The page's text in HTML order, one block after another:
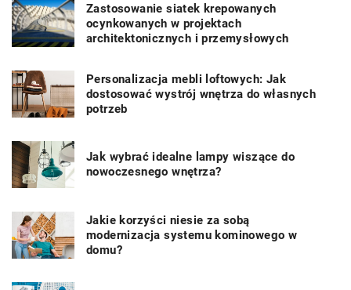
Zastosowanie siatek krepowanych
ocynkowanych w projektach
architektonicznych i przemysłowych
Personalizacja mebli loftowych: Jak
dostosować wystrój wnętrza do własnych
potrzeb
Jak wybrać idealne lampy wiszące do
nowoczesnego wnętrza?
Jakie korzyści niesie za sobą
modernizacja systemu kominowego w
domu?